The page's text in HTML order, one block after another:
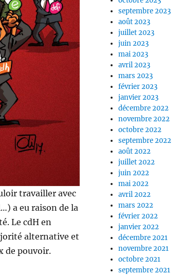
travailler avec
a eu raison de la
Le cdH en
alternative et
de pouvoir.
septembre 2023
août 2023
juillet 2023
juin 2023
mai 2023
avril 2023
mars 2023
février 2023
janvier 2023
décembre 2022
novembre 2022
octobre 2022
septembre 2022
août 2022
juillet 2022
juin 2022
mai 2022
avril 2022
mars 2022
février 2022
janvier 2022
décembre 2021
novembre 2021
octobre 2021
septembre 2021